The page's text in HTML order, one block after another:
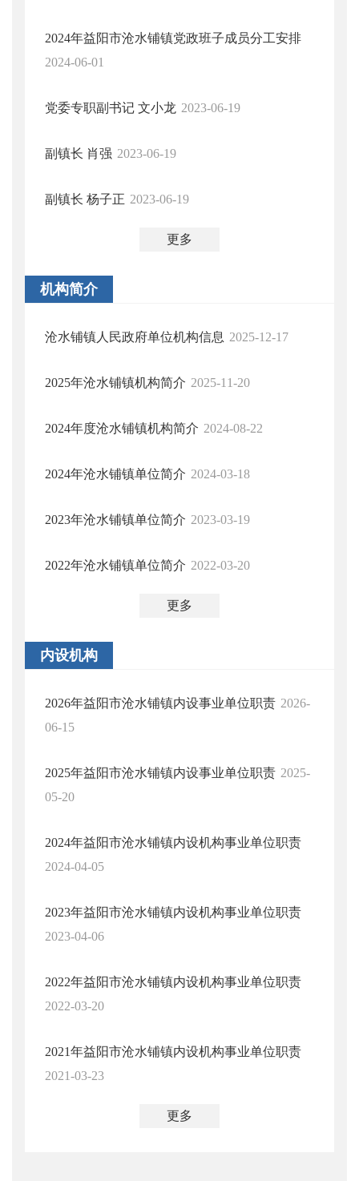
2024年益阳市沧水铺镇党政班子成员分工安排
2024-06-01
党委专职副书记 文小龙 2023-06-19
副镇长 肖强 2023-06-19
副镇长 杨子正 2023-06-19
更多
机构简介
沧水铺镇人民政府单位机构信息 2025-12-17
2025年沧水铺镇机构简介 2025-11-20
2024年度沧水铺镇机构简介 2024-08-22
2024年沧水铺镇单位简介 2024-03-18
2023年沧水铺镇单位简介 2023-03-19
2022年沧水铺镇单位简介 2022-03-20
更多
内设机构
2026年益阳市沧水铺镇内设事业单位职责 2026-
06-15
2025年益阳市沧水铺镇内设事业单位职责 2025-
05-20
2024年益阳市沧水铺镇内设机构事业单位职责
2024-04-05
2023年益阳市沧水铺镇内设机构事业单位职责
2023-04-06
2022年益阳市沧水铺镇内设机构事业单位职责
2022-03-20
2021年益阳市沧水铺镇内设机构事业单位职责
2021-03-23
更多